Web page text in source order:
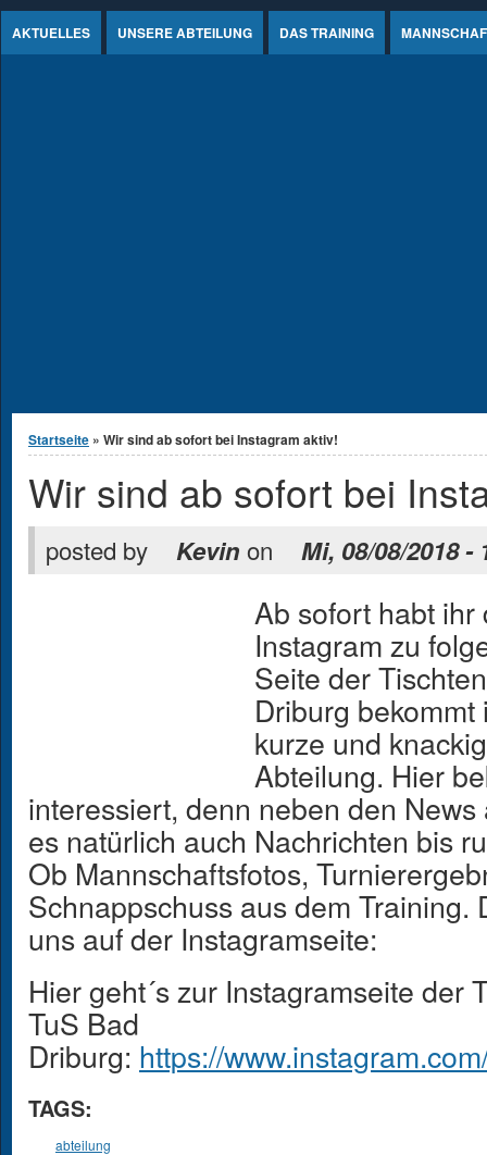
AKTUELLES UNSERE ABTEILUNG DAS TRAINING
Sie sind hier
Startseite » Wir sind ab sofort bei Instagram aktiv!
Wir sind ab sofort bei
posted by Kevin on Mi, 08/08/2018 -
Ab sofort habt ihr
Instagram zu
Seite der
Driburg
kurze und
Abteilung. Hier
interessiert, denn neben den
es natürlich auch Nachrichten bis
Ob Mannschaftsfotos,
Schnappschuss aus dem Training.
uns auf der Instagramseite:
Hier geht´s zur Instagramseite der
TuS Bad
Driburg: https://
TAGS:
abteilung